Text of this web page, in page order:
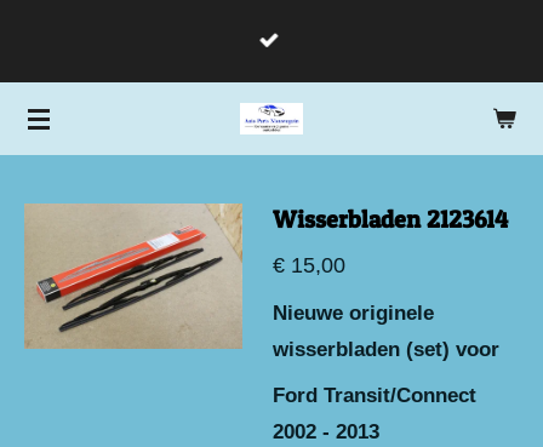
de
Wisserbladen 2123614
€ 15,00
Nieuwe originele
wisserbladen (set) voor
Ford Transit/Connect
2002 - 2013